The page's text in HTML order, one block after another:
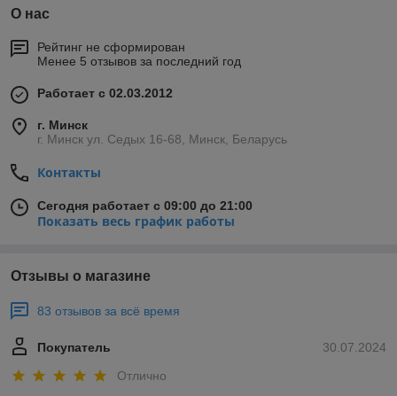
О нас
Рейтинг не сформирован
Менее 5 отзывов за последний год
Работает с 02.03.2012
г. Минск
г. Минск ул. Седых 16-68, Минск, Беларусь
Контакты
Сегодня работает с 09:00 до 21:00
Показать весь график работы
Отзывы о магазине
83 отзывов за всё время
30.07.2024
Покупатель
Отлично